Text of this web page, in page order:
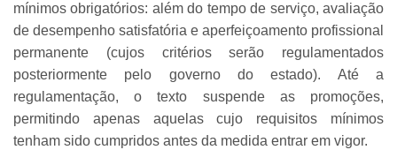
mínimos obrigatórios: além do tempo de serviço, avaliação
de desempenho satisfatória e aperfeiçoamento profissional
permanente (cujos critérios serão regulamentados
posteriormente pelo governo do estado). Até a
regulamentação, o texto suspende as promoções,
permitindo apenas aquelas cujo requisitos mínimos
tenham sido cumpridos antes da medida entrar em vigor.